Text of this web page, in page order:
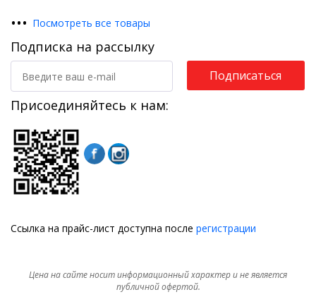
••• Посмотреть все товары
Подписка на рассылку
Подписаться
Присоединяйтесь к нам:
Ссылка на прайс-лист доступна после регистрации
Цена на сайте носит информационный характер и не является
публичной офертой.